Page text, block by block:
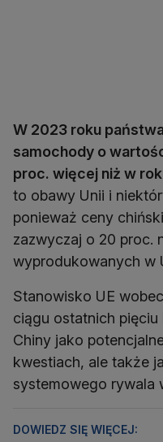
W 2023 roku
samochody o
proc. więcej niż w
to obawy Unii i
ponieważ ceny
zazwyczaj o 20 proc.
wyprodukowanych w
Stanowisko UE
ciągu ostatnich pięciu
Chiny jako
kwestiach, ale także
systemowego rywala
DOWIEDZ SIĘ WIĘCEJ: